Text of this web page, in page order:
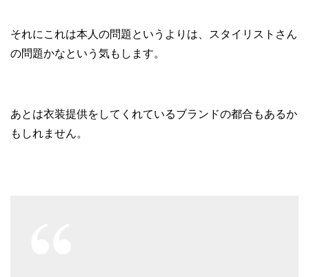
それにこれは本人の問題というよりは、スタイリストさん
の問題かなという気もします。
あとは衣装提供をしてくれているブランドの都合もあるか
もしれません。